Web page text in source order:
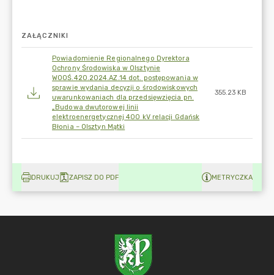
ZAŁĄCZNIKI
Powiadomienie Regionalnego Dyrektora
Ochrony Środowiska w Olsztynie
WOOŚ.420.2024.AZ.14 dot. postępowania w
sprawie wydania decyzji o środowiskowych
uwarunkowaniach dla przedsięwzięcia pn.
„Budowa dwutorowej linii
elektroenergetycznej 400 kV relacji Gdańsk
Błonia – Olsztyn Mątki
355.23 KB
DRUKUJ ZAPISZ DO PDF METRYCZKA